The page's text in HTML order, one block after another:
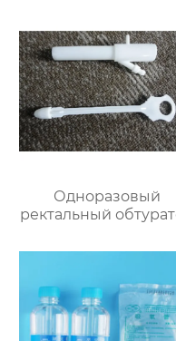
Одноразовый
ректальный